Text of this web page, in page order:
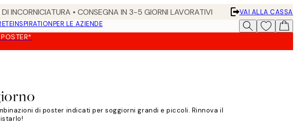
INCORNICIATURA • CONSEGNA IN 3-5 GIORNI LAVORATIVI
VAI ALLA CASSA
INSPIRATIONPER LE AZIENDE
di poster indicati per soggiorni grandi e piccoli. Rinnova il